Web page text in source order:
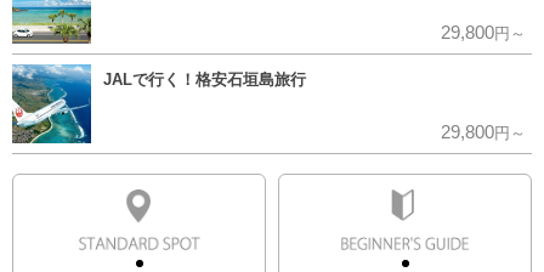
29,800円～
JALで行く！格安石垣島旅行
29,800円～